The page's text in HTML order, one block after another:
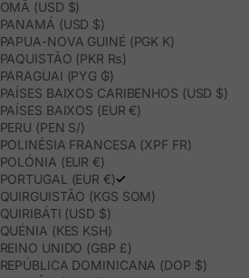
OMÃ (USD $)
PANAMÁ (USD $)
PAPUA-NOVA GUINÉ (PGK K)
PAQUISTÃO (PKR ₨)
PARAGUAI (PYG ₲)
PAÍSES BAIXOS CARIBENHOS (USD $)
PAÍSES BAIXOS (EUR €)
PERU (PEN S/)
POLINÉSIA FRANCESA (XPF FR)
POLÓNIA (EUR €)
PORTUGAL (EUR €)
QUIRGUISTÃO (KGS SOM)
QUIRIBÁTI (USD $)
QUÉNIA (KES KSH)
REINO UNIDO (GBP £)
REPÚBLICA DOMINICANA (DOP $)